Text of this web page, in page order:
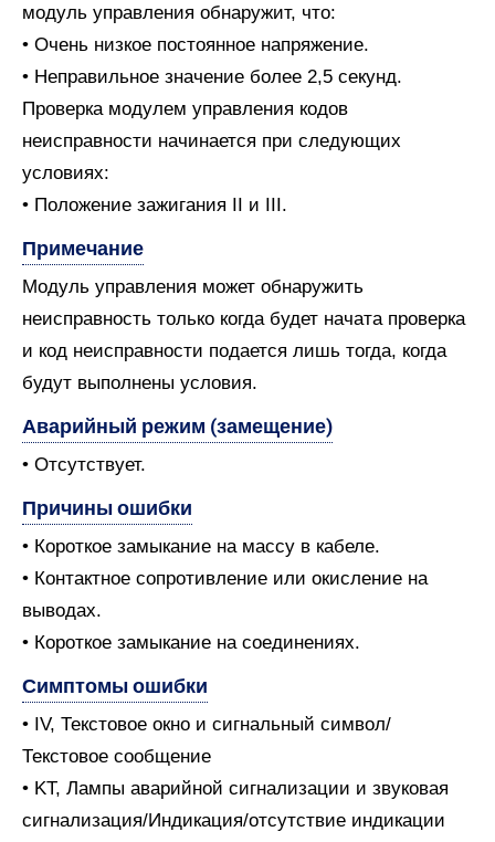
модуль управления обнаружит, что:
• Очень низкое постоянное напряжение.
• Неправильное значение более 2,5 секунд.
Проверка модулем управления кодов
неисправности начинается при следующих
условиях:
• Положение зажигания II и III.
Примечание
Модуль управления может обнаружить
неисправность только когда будет начата проверка
и код неисправности подается лишь тогда, когда
будут выполнены условия.
Аварийный режим (замещение)
• Отсутствует.
Причины ошибки
• Короткое замыкание на массу в кабеле.
• Контактное сопротивление или окисление на
выводах.
• Короткое замыкание на соединениях.
Симптомы ошибки
• IV, Текстовое окно и сигнальный символ/
Текстовое сообщение
• KT, Лампы аварийной сигнализации и звуковая
сигнализация/Индикация/отсутствие индикации